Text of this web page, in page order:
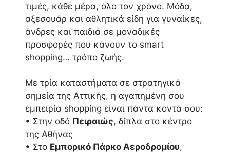
τιμές, κάθε μέρα, όλο τον χρόνο. Μόδα,
αξεσουάρ και αθλητικά είδη για γυναίκες,
άνδρες και παιδιά σε μοναδικές
προσφορές που κάνουν το smart
shopping… τρόπο ζωής.
Με τρία καταστήματα σε στρατηγικά
σημεία της Αττικής, η αγαπημένη σου
εμπειρία shopping είναι πάντα κοντά σου:
• Στην οδό Πειραιώς, δίπλα στο κέντρο
της Αθήνας
• Στο Εμπορικό Πάρκο Αεροδρομίου,